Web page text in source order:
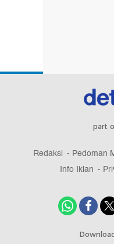
part
Redaksi Pedoman
Info Iklan